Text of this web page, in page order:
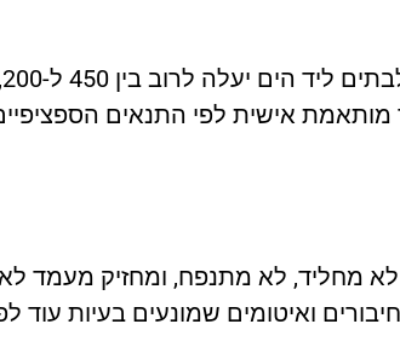
מותאמת אישית לפי התנאים
מחליד, לא מתנפח, ומחזיק מעמד
ואיטומים שמונעים בעיות עוד